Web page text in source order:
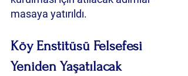
masaya yatırıldı.
Köy Enstitüsü Felsefesi
Yeniden Yaşatılacak